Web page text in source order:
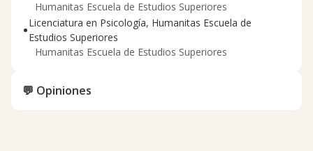
Humanitas Escuela de Estudios Superiores
•Licenciatura en Psicología, Humanitas Escuela de
Estudios Superiores
Humanitas Escuela de Estudios Superiores
💬 Opiniones